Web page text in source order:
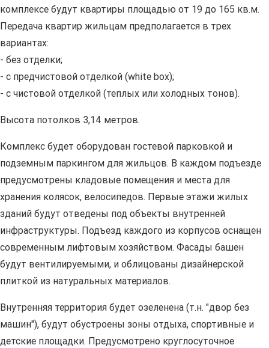
комплексе будут квартиры площадью от 19 до 165 кв.м.
Передача квартир жильцам предполагается в трех
вариантах:
- без отделки;
- с предчистовой отделкой (white box);
- с чистовой отделкой (теплых или холодных тонов).
Высота потолков 3,14 метров.
Комплекс будет оборудован гостевой парковкой и
подземным паркингом для жильцов. В каждом подъезде
предусмотрены кладовые помещения и места для
хранения колясок, велосипедов. Первые этажи жилых
зданий будут отведены под объекты внутренней
инфраструктуры. Подъезд каждого из корпусов оснащен
современным лифтовым хозяйством. Фасады башен
будут вентилируемыми, и облицованы дизайнерской
плиткой из натуральных материалов.
Внутренняя территория будет озеленена (т.н. "двор без
машин"), будут обустроены зоны отдыха, спортивные и
детские площадки. Предусмотрено круглосуточное